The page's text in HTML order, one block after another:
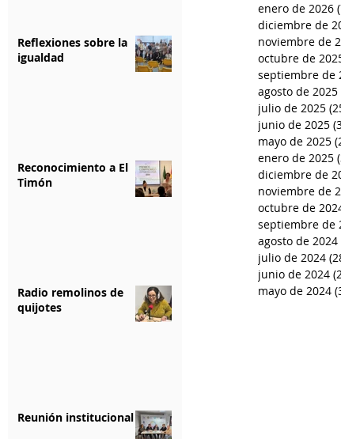
Reflexiones sobre la
igualdad
Reconocimiento a El
Timón
Radio remolinos de
quijotes
Reunión institucional
enero de 2026
diciembre de
noviembre de
octubre de
septiembre de
agosto de 2025
julio de 2025
junio de 2025
mayo de 2025
enero de 2025
diciembre de
noviembre de
octubre de
septiembre de
agosto de 2024
julio de 2024
junio de 2024
mayo de 2024